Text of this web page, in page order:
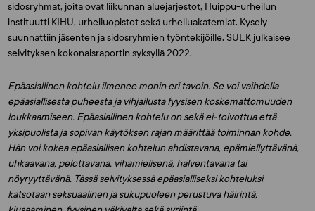
sidosryhmät, joita ovat liikunnan aluejärjestöt, Huippu-urheilun
instituutti KIHU, urheiluopistot sekä urheiluakatemiat. Kysely
suunnattiin jäsenten ja sidosryhmien työntekijöille. SUEK julkaisee
selvityksen kokonaisraportin syksyllä 2022.
Epäasiallinen kohtelu ilmenee monin eri tavoin. Se voi vaihdella
epäasiallisesta puheesta ja vihjailusta fyysisen koskemattomuuden
loukkaamiseen. Epäasiallinen kohtelu on sekä ei-toivottua että
yksipuolista ja sopivan käytöksen rajan määrittää toiminnan kohde.
Hän voi kokea epäasiallisen kohtelun ahdistavana, epämiellyttävänä,
uhkaavana, pelottavana, vihamielisenä, halventavana tai
nöyryyttävänä. Tässä selvityksessä epäasialliseksi kohteluksi
katsotaan seksuaalinen ja sukupuoleen perustuva häirintä,